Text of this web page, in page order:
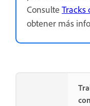
Consulte Tracks
obtener más